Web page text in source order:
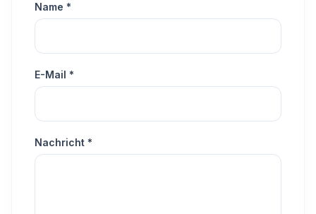
Link-Sammlung
QR-Code Generator
Helpdesk
Name *
E-Mail *
Nachricht *